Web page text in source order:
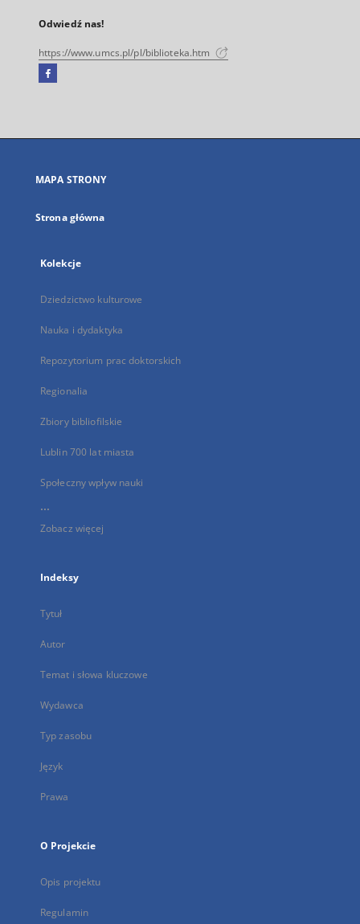
Odwiedź nas!
https://www.umcs.pl/pl/biblioteka.htm
Facebook
się
karcie
MAPA STRONY
Strona główna
Kolekcje
Dziedzictwo kulturowe
Nauka i dydaktyka
Repozytorium prac doktorskich
Regionalia
Zbiory bibliofilskie
Lublin 700 lat miasta
Społeczny wpływ nauki
...
Zobacz więcej
Indeksy
Tytuł
Autor
Temat i słowa kluczowe
Wydawca
Typ zasobu
Język
Prawa
O Projekcie
Opis projektu
Regulamin